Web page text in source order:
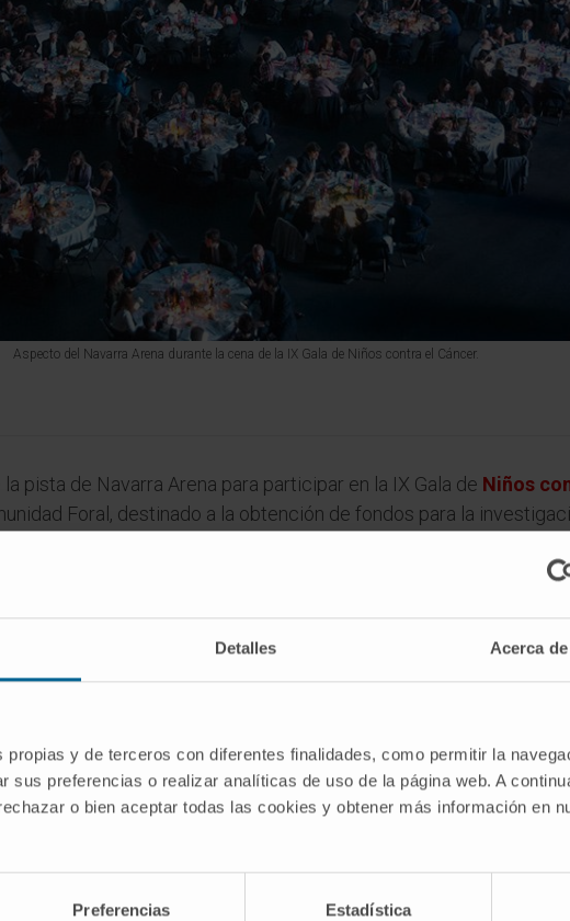
Detalles Acerca
propias y de terceros con diferentes finalidades, como permitir la
sus preferencias o realizar analíticas de uso de la página web. A
o bien aceptar todas las cookies y obtener más información en
Preferencias Estadística
Aspecto del Navarra Arena durante la cena de la IX Gala de Niños contra el Cáncer.
pista de Navarra Arena para participar en la IX Gala de Niños
Foral, destinado a la obtención de fondos para la
Clínica Universidad de Navarra, recordó que Niños Contra el
a los asistentes- reafirmó “nuestro compromiso de dar lo
los avances y premios de diferentes proyectos y equipos
necesita tiempo y recursos para conseguir logros, pero creemos
para llegar a curar el cáncer”.
con un concierto de Mikel Erentxun, en el que el vocalista de
como Una calle de París, Esos ojos negros o Cien gaviotas.
anuncio de la